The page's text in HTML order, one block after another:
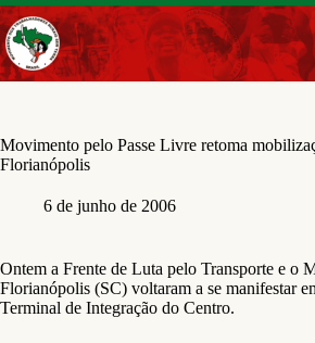
Pular
para
o
conteúdo
Movimento pelo Passe Livre retoma
Florianópolis
6 de junho de 2006
Ontem a Frente de Luta pelo Transporte e o
Florianópolis (SC) voltaram a se manifestar
Terminal de Integração do Centro.